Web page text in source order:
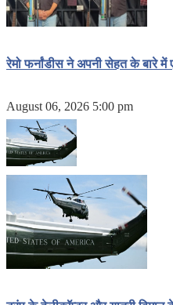
रेमो फर्नांडीस ने अपनी सेहत के बारे में
August 06, 2026 5:00 pm